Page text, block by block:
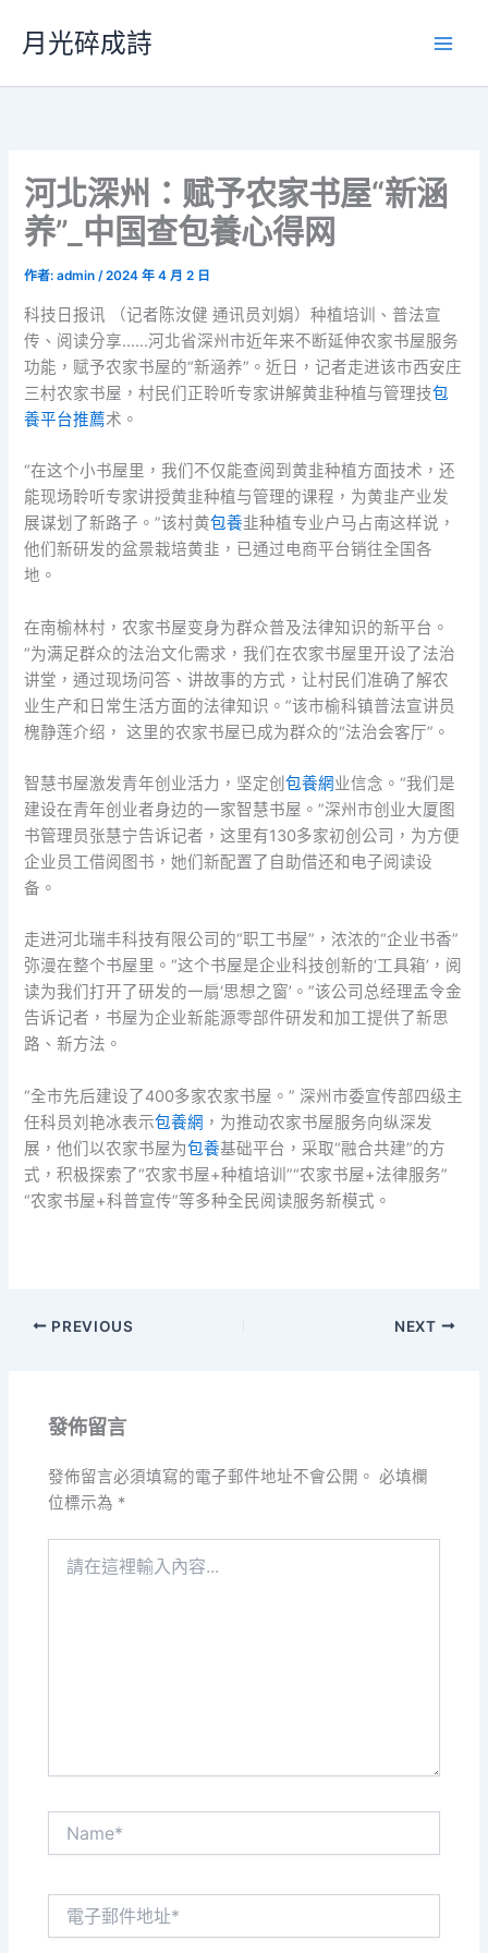
要
月光碎成詩
河北深州：赋予农家书屋“新涵
养”_中国查包養心得网
作者:admin/2024 年 4 月 2 日
科技日报讯 （记者陈汝健 通讯员刘娟）种植培训、普法宣
传、阅读分享……河北省深州市近年来不断延伸农家书屋服务
功能，赋予农家书屋的“新涵养”。近日，记者走进该市西安庄
三村农家书屋，村民们正聆听专家讲解黄韭种植与管理技包
養平台推薦术。
“在这个小书屋里，我们不仅能查阅到黄韭种植方面技术，还
能现场聆听专家讲授黄韭种植与管理的课程，为黄韭产业发
展谋划了新路子。”该村黄包養韭种植专业户马占南这样说，
他们新研发的盆景栽培黄韭，已通过电商平台销往全国各
地。
在南榆林村，农家书屋变身为群众普及法律知识的新平台。
“为满足群众的法治文化需求，我们在农家书屋里开设了法治
讲堂，通过现场问答、讲故事的方式，让村民们准确了解农
业生产和日常生活方面的法律知识。”该市榆科镇普法宣讲员
槐静莲介绍， 这里的农家书屋已成为群众的“法治会客厅”。
智慧书屋激发青年创业活力，坚定创包養網业信念。“我们是
建设在青年创业者身边的一家智慧书屋。”深州市创业大厦图
书管理员张慧宁告诉记者，这里有130多家初创公司，为方便
企业员工借阅图书，她们新配置了自助借还和电子阅读设
备。
走进河北瑞丰科技有限公司的“职工书屋”，浓浓的“企业书香”
弥漫在整个书屋里。“这个书屋是企业科技创新的‘工具箱’，阅
读为我们打开了研发的一扇‘思想之窗’。”该公司总经理孟令金
告诉记者，书屋为企业新能源零部件研发和加工提供了新思
路、新方法。
“全市先后建设了400多家农家书屋。” 深州市委宣传部四级主
任科员刘艳冰表示包養網 ，为推动农家书屋服务向纵深发
展，他们以农家书屋为包養基础平台，采取“融合共建”的方
式，积极探索了“农家书屋+种植培训”“农家书屋+法律服务”
“农家书屋+科普宣传”等多种全民阅读服务新模式。
PREVIOUS NEXT
發佈留言
發佈留言必須填寫的電子郵件地址不會公開。 必填欄
位標示為 *